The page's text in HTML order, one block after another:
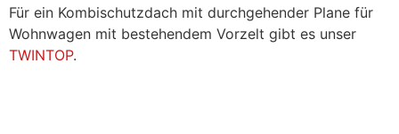
Für ein Kombischutzdach mit durchgehender Plane für
Wohnwagen mit bestehendem Vorzelt gibt es unser
TWINTOP.